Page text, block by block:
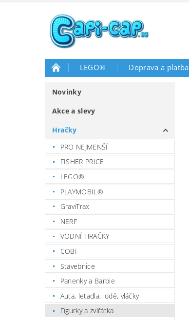
LEGO® Doprava a platba
Novinky
Akce a slevy
Hračky
PRO NEJMENŠÍ
FISHER PRICE
LEGO®
PLAYMOBIL®
GraviTrax
NERF
VODNÍ HRAČKY
COBI
Stavebnice
Panenky a Barbie
Auta, letadla, lodě, vláčky
Figurky a zvířátka